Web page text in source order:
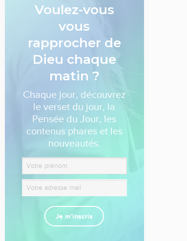
Voulez-vous
vous
rapprocher de
Dieu chaque
matin ?
Chaque jour, découvrez
le verset du jour, la
Pensée du Jour, les
contenus phares et les
nouveautés.
Je m'inscris